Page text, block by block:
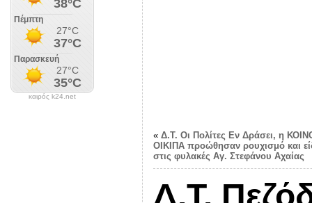
καιρός k24.net
« Δ.Τ. Οι Πολίτες Εν Δράσει, η
ΟΙΚΙΠΑ προώθησαν ρουχισμό και
στις φυλακές Αγ. Στεφάνου Αχαίας